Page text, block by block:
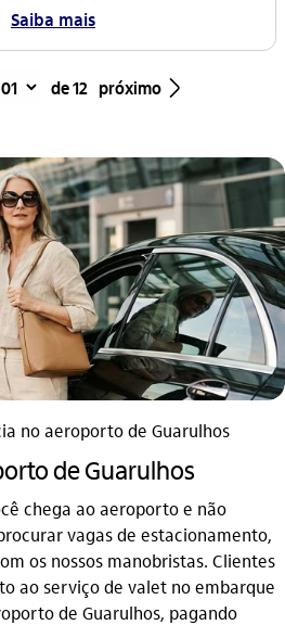
Saiba mais
de 12 próximo seta_direita
no aeroporto de Guarulhos
de Guarulhos​
chega ao aeroporto e não
vagas de estacionamento,
os nossos manobristas. Clientes
ao serviço de valet no embarque
de Guarulhos, pagando